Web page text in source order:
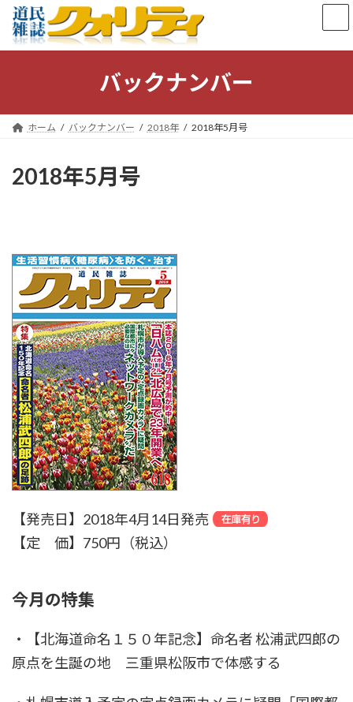
ン
キ
ー
に
バックナンバー
ホーム バックナンバー 2018年 2018年5月号
2018年5月号
【発売日】2018年4月14日発売
【定 価】750円（税込）
今月の特集
・【北海道命名１５０年記念】命名者 松浦武四郎の
原点を生誕の地 三重県松阪市で体感する